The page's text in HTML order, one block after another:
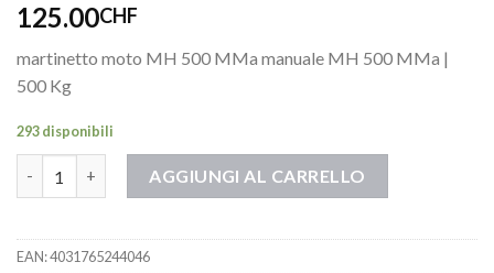
125.00CHF
martinetto moto MH 500 MMa manuale MH 500 MMa |
500 Kg
293 disponibili
AGGIUNGI AL CARRELLO
EAN:4031765244046